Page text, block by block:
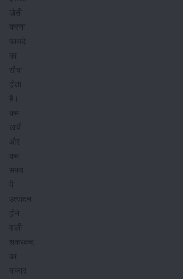
खेती
करना
फायदे
का
सौदा
होता
है।
कम
खर्चे
और
कम
समय
में
उत्पादन
होने
वाली
शकरकंद
का
बाजार